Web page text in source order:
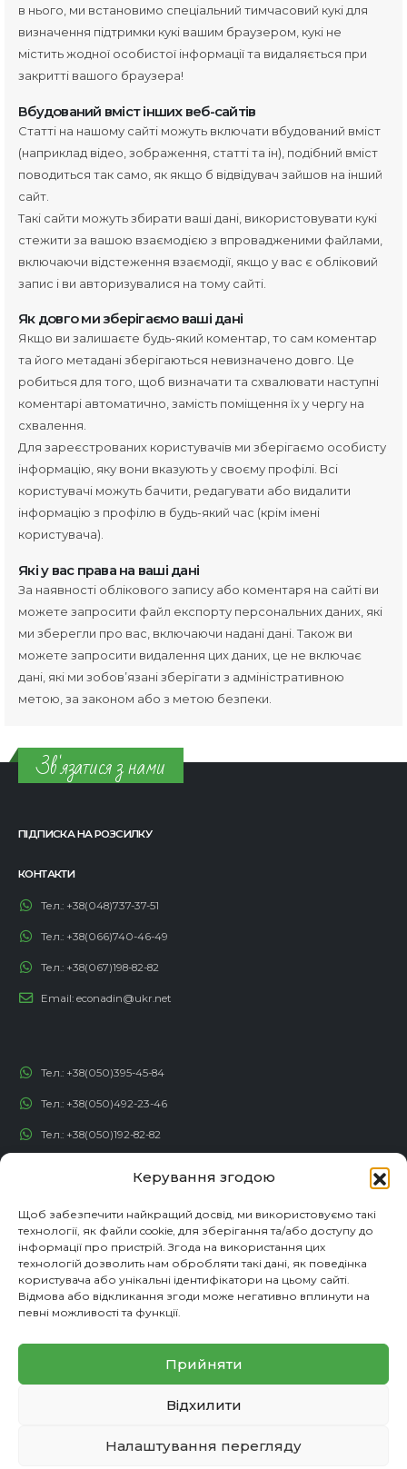
Керування згодою
Щоб забезпечити найкращий досвід, ми використовуємо такі
технології, як файли cookie, для зберігання та/або доступу до
інформації про пристрій. Згода на використання цих
технологій дозволить нам обробляти такі дані, як поведінка
користувача або унікальні ідентифікатори на цьому сайті.
Відмова або відкликання згоди може негативно вплинути на
певні можливості та функції.
Прийняти
Відхилити
Налаштування перегляду
в нього, ми встановимо спеціальний тимчасовий кукі для
визначення підтримки кукі вашим браузером, кукі не
містить жодної особистої інформації та видаляється при
закритті вашого браузера!
Вбудований вміст інших веб-сайтів
Статті на нашому сайті можуть включати вбудований вміст
(наприклад відео, зображення, статті та ін), подібний вміст
поводиться так само, як якщо б відвідувач зайшов на інший
сайт.
Такі сайти можуть збирати ваші дані, використовувати кукі
стежити за вашою взаємодією з впровадженими файлами,
включаючи відстеження взаємодії, якщо у вас є обліковий
запис і ви авторизувалися на тому сайті.
Як довго ми зберігаємо ваші дані
Якщо ви залишаєте будь-який коментар, то сам коментар
та його метадані зберігаються невизначено довго. Це
робиться для того, щоб визначати та схвалювати наступні
коментарі автоматично, замість поміщення їх у чергу на
схвалення.
Для зареєстрованих користувачів ми зберігаємо особисту
інформацію, яку вони вказують у своєму профілі. Всі
користувачі можуть бачити, редагувати або видалити
інформацію з профілю в будь-який час (крім імені
користувача).
Які у вас права на ваші дані
За наявності облікового запису або коментаря на сайті ви
можете запросити файл експорту персональних даних, які
ми зберегли про вас, включаючи надані дані. Також ви
можете запросити видалення цих даних, це не включає
дані, які ми зобов’язані зберігати з адміністративною
метою, за законом або з метою безпеки.
Зв'язатися з нами
ПІДПИСКА НА РОЗСИЛКУ
КОНТАКТИ
Тел.: +38(048)737-37-51
Тел.: +38(066)740-46-49
Тел.: +38(067)198-82-82
Email: econadin@ukr.net
Тел.: +38(050)395-45-84
Тел.: +38(050)492-23-46
Тел.: +38(050)192-82-82
СОЦІАЛЬНІ МЕРЕЖІ
© copyright 2026. Всі права захищені
Партнерська програма
Політика конфіденційності